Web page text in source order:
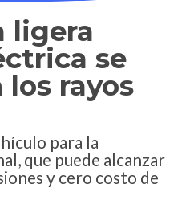
ligera
se
los rayos
para la
que puede alcanzar
y cero costo de